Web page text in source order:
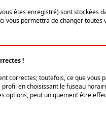
êtes enregistré) sont stockées
vous permettra de changer toutes
!
correctes; toutefois, ce que vous
en choisissant le fuseau
options, peut uniquement être